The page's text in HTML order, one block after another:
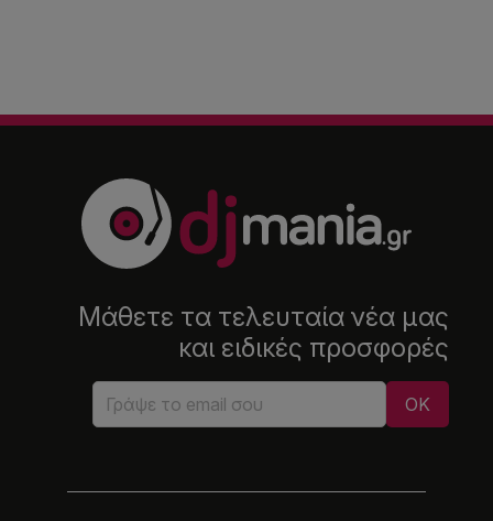
Μάθετε τα τελευταία νέα μας
και ειδικές προσφορές